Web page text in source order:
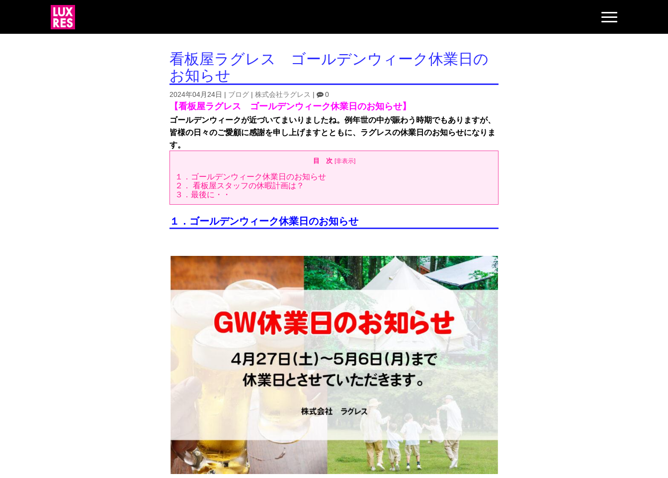
N
a
看板屋ラグレス ゴールデンウィーク休業日の
お知らせ
2024年04月24日 ブログ 株式会社ラグレス 0
【看板屋ラグレス ゴールデンウィーク休業日のお知らせ】
ゴールデンウィークが近づいてまいりましたね。例年世の中が賑わう時期でもありますが、
皆様の日々のご愛顧に感謝を申し上げますとともに、ラグレスの休業日のお知らせになりま
す。
目 次 [非表示]
１．ゴールデンウィーク休業日のお知らせ
２． 看板屋スタッフの休暇計画は？
３．最後に・・
１．ゴールデンウィーク休業日のお知らせ